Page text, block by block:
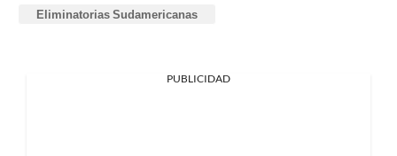
Eliminatorias Sudamericanas
PUBLICIDAD